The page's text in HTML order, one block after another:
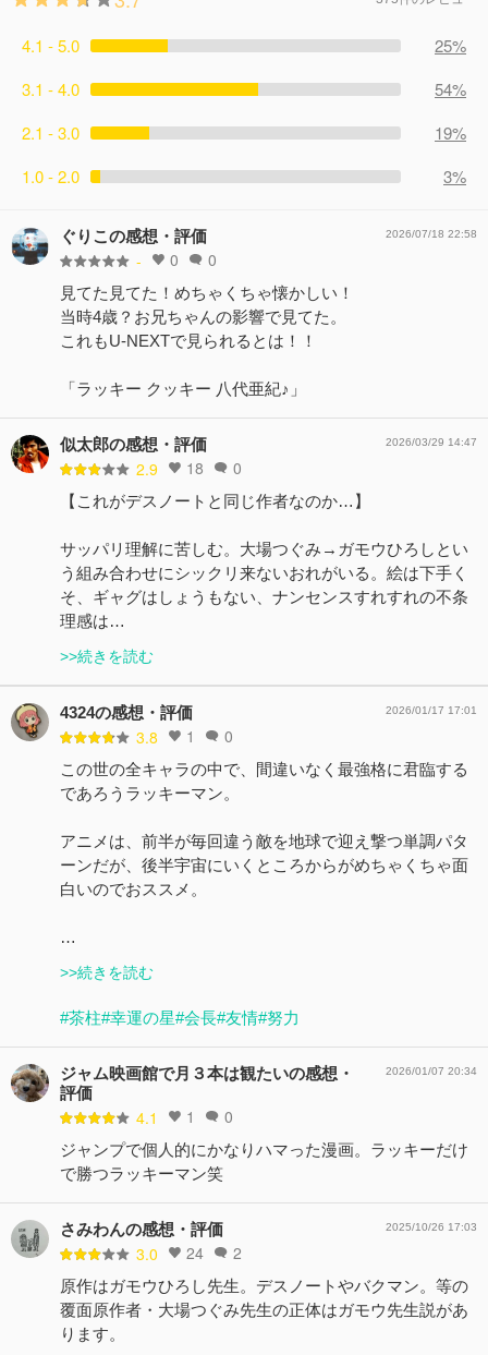
コメント0件拍手0回
マンの「鳥の羽ジェロニモ攻撃」をまともに受けてしま
コメント0件
4.1 - 5.0
25%
3.1 - 4.0
54%
2.1 - 3.0
19%
1.0 - 2.0
3%
ぐりこの感想・評価
- 0 0
2026/07/18 22:58
見てた見てた！めちゃくちゃ懐かしい！
当時4歳？お兄ちゃんの影響で見てた。
これもU-NEXTで見られるとは！！
「ラッキー クッキー 八代亜紀♪」
似太郎の感想・評価
2.9 18 0
2026/03/29 14:47
【これがデスノートと同じ作者なのか…】
サッパリ理解に苦しむ。大場つぐみ→ガモウひろしとい
う組み合わせにシックリ来ないおれがいる。絵は下手く
そ、ギャグはしょうもない、ナンセンスすれすれの不条
理感は…
>>続きを読む
4324の感想・評価
3.8 1 0
2026/01/17 17:01
この世の全キャラの中で、間違いなく最強格に君臨する
であろうラッキーマン。
アニメは、前半が毎回違う敵を地球で迎え撃つ単調パタ
ーンだが、後半宇宙にいくところからがめちゃくちゃ面
白いのでおススメ。
…
>>続きを読む
#茶柱#幸運の星#会長#友情#努力
ジャム映画館で月３本は観たいの感想・
評価
4.1 1 0
2026/01/07 20:34
ジャンプで個人的にかなりハマった漫画。ラッキーだけ
で勝つラッキーマン笑
さみわんの感想・評価
3.0 24 2
2025/10/26 17:03
原作はガモウひろし先生。デスノートやバクマン。等の
覆面原作者・大場つぐみ先生の正体はガモウ先生説があ
ります。